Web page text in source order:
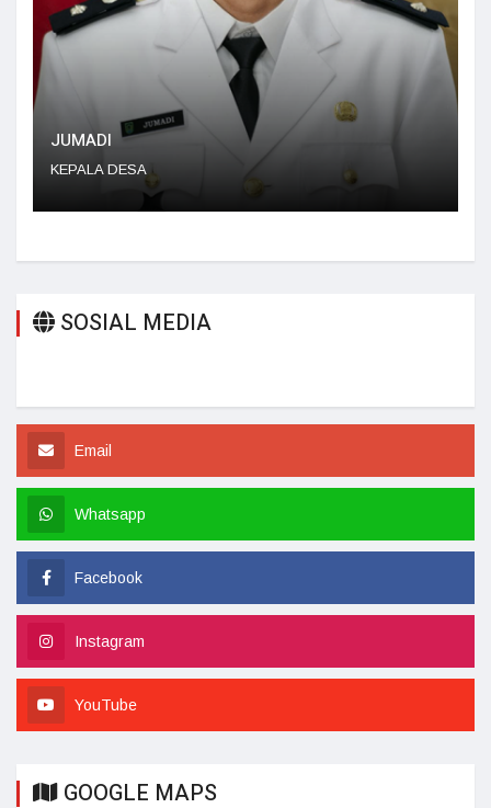
YEMI JEPISA, S.KOM
SEKRETARIS DESA
SOSIAL MEDIA
Email
Whatsapp
Facebook
Instagram
YouTube
GOOGLE MAPS